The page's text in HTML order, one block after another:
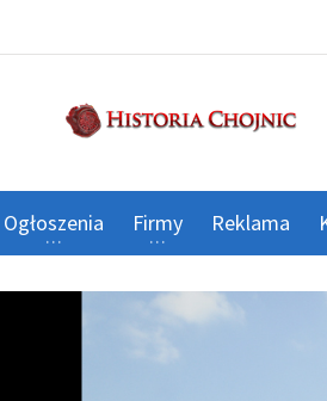
Ogłoszenia Firmy Reklama